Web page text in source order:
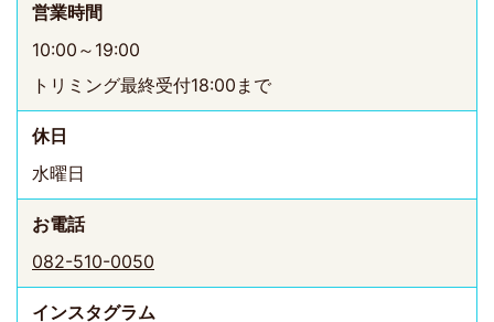
営業時間
10:00～19:00
トリミング最終受付18:00まで
休日
水曜日
お電話
082-510-0050
インスタグラム